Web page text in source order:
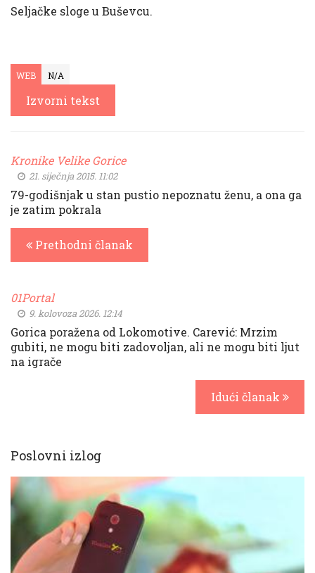
Seljačke sloge u Buševcu.
WEB N/A
Izvorni tekst
Kronike Velike Gorice
21. siječnja 2015. 11:02
79-godišnjak u stan pustio nepoznatu ženu, a ona ga
je zatim pokrala
Prethodni članak
01Portal
9. kolovoza 2026. 12:14
Gorica poražena od Lokomotive. Carević: Mrzim
gubiti, ne mogu biti zadovoljan, ali ne mogu biti ljut
na igrače
Idući članak
Poslovni izlog